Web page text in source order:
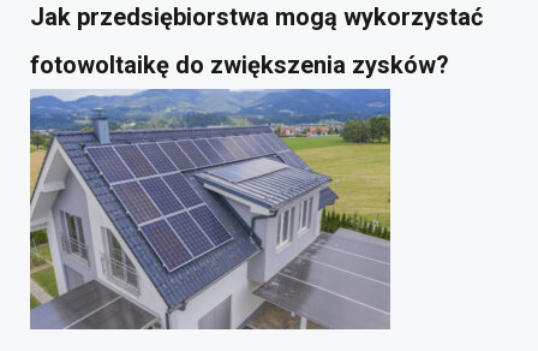
Jak przedsiębiorstwa mogą wykorzystać
fotowoltaikę do zwiększenia zysków?